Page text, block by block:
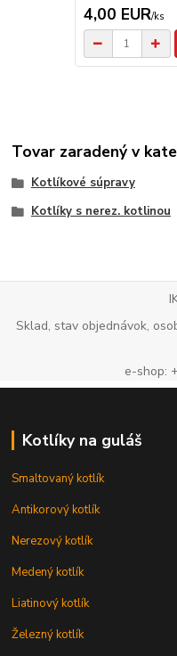
4,00 EUR/ks
Tovar zaradený v
Kotlíkové súpravy
Kotlíky s nerez. kotlinou
Sklad, stav objednávok,
e-shop:
Kotlíky na guláš
Smaltovaný kotlík
Antikorový kotlík
Nerezový kotlík
Medený kotlík
Liatinový kotlík
Železný kotlík